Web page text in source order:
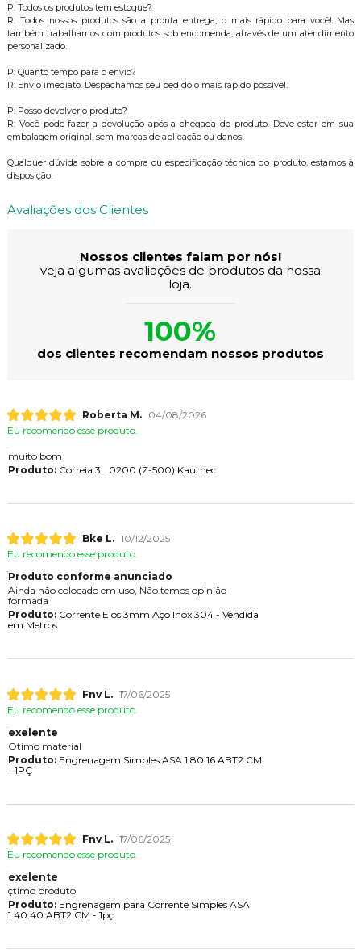
P: Todos os produtos tem estoque?
R: Todos nossos produtos são a pronta entrega, o mais rápido para você! Mas
também trabalhamos com produtos sob encomenda, através de um atendimento
personalizado.
P: Quanto tempo para o envio?
R: Envio imediato. Despachamos seu pedido o mais rápido possível.
P: Posso devolver o produto?
R: Você pode fazer a devolução após a chegada do produto. Deve estar em sua
embalagem original, sem marcas de aplicação ou danos.
Qualquer dúvida sobre a compra ou especificação técnica do produto, estamos à
disposição.
Avaliações dos Clientes
Nossos clientes falam por nós!
veja algumas avaliações de produtos da nossa
loja.
100%
dos clientes recomendam nossos produtos
Roberta M.
04/08/2026
Eu recomendo esse produto.
muito bom
Produto:Correia 3L 0200 (Z-500) Kauthec
Bke L. 10/12/2025
Eu recomendo esse produto.
Produto conforme anunciado
Ainda não colocado em uso, Não temos opinião
formada
Produto:Corrente Elos 3mm Aço Inox 304 - Vendida
em Metros
Fnv L. 17/06/2025
Eu recomendo esse produto.
exelente
Otimo material
Produto:Engrenagem Simples ASA 1.80.16 ABT2 CM
- 1PÇ
Fnv L. 17/06/2025
Eu recomendo esse produto.
exelente
çtimo produto
Produto:Engrenagem para Corrente Simples ASA
1.40.40 ABT2 CM - 1pç